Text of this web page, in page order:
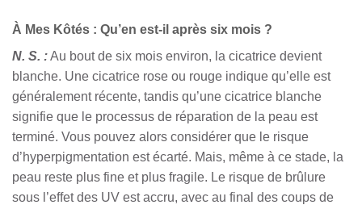
À Mes Kôtés : Qu’en est-il après six mois ?
N. S. :Au bout de six mois environ, la cicatrice devient
blanche. Une cicatrice rose ou rouge indique qu’elle est
généralement récente, tandis qu’une cicatrice blanche
signifie que le processus de réparation de la peau est
terminé. Vous pouvez alors considérer que le risque
d’hyperpigmentation est écarté. Mais, même à ce stade, la
peau reste plus fine et plus fragile. Le risque de brûlure
sous l’effet des UV est accru, avec au final des coups de